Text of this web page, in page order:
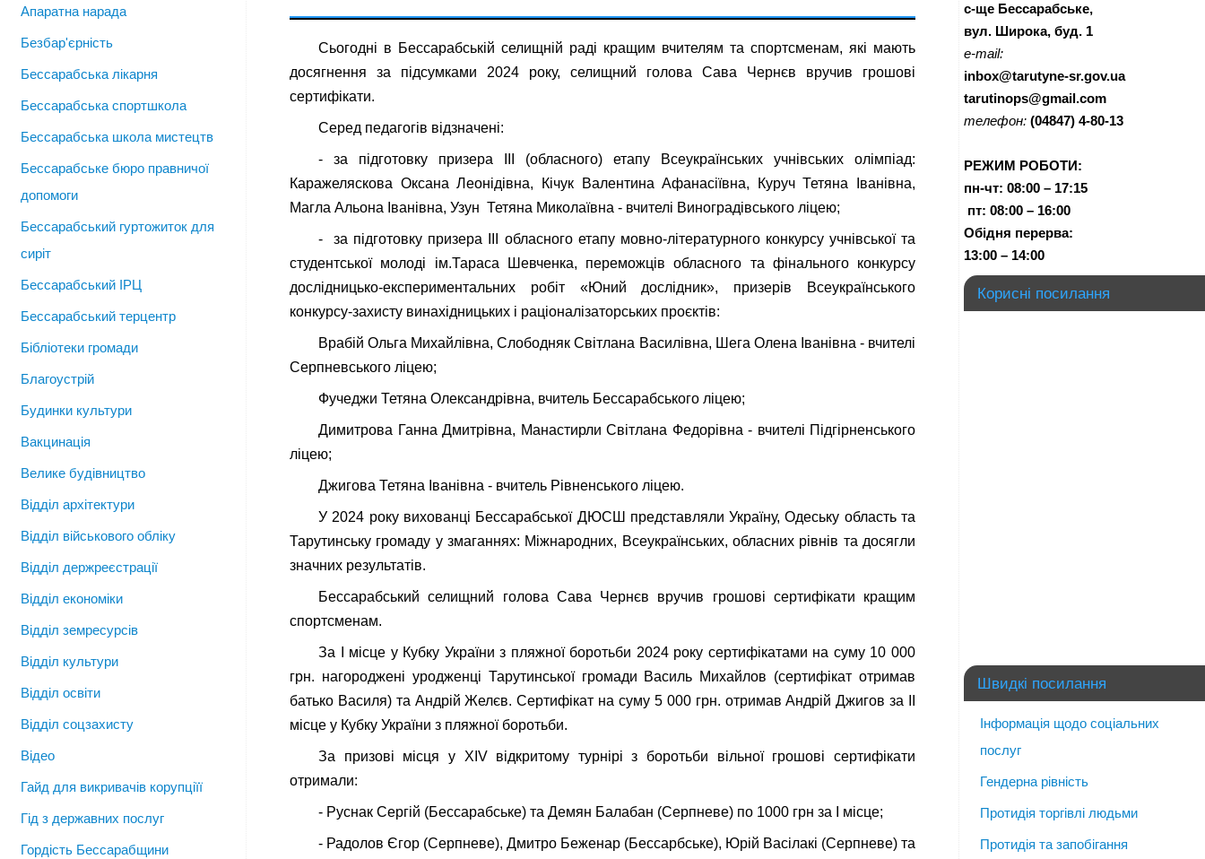
Сьогодні в Бессарабській селищній раді кращим вчителям та спортсменам, які мають
досягнення за підсумками 2024 року, селищний голова Сава Чернєв вручив грошові
сертифікати.
Серед педагогів відзначені:
- за підготовку призера ІІІ (обласного) етапу Всеукраїнських учнівських олімпіад:
Каражеляскова Оксана Леонідівна, Кічук Валентина Афанасіївна, Куруч Тетяна Іванівна,
Магла Альона Іванівна, Узун Тетяна Миколаївна - вчителі Виноградівського ліцею;
- за підготовку призера ІІІ обласного етапу мовно-літературного конкурсу учнівської та
студентської молоді ім.Тараса Шевченка, переможців обласного та фінального конкурсу
дослідницько-експериментальних робіт «Юний дослідник», призерів Всеукраїнського
конкурсу-захисту винахідницьких і раціоналізаторських проєктів:
Врабій Ольга Михайлівна, Слободняк Світлана Василівна, Шега Олена Іванівна - вчителі
Серпневського ліцею;
Фучеджи Тетяна Олександрівна, вчитель Бессарабського ліцею;
Димитрова Ганна Дмитрівна, Манастирли Світлана Федорівна - вчителі Підгірненського
ліцею;
Джигова Тетяна Іванівна - вчитель Рівненського ліцею.
У 2024 року вихованці Бессарабської ДЮСШ представляли Україну, Одеську область та
Тарутинську громаду у змаганнях: Міжнародних, Всеукраїнських, обласних рівнів та досягли
значних результатів.
Бессарабський селищний голова Сава Чернєв вручив грошові сертифікати кращим
спортсменам.
За І місце у Кубку України з пляжної боротьби 2024 року сертифікатами на суму 10 000
грн. нагороджені уродженці Тарутинської громади Василь Михайлов (сертифікат отримав
батько Василя) та Андрій Желєв. Сертифікат на суму 5 000 грн. отримав Андрій Джигов за ІІ
місце у Кубку України з пляжної боротьби.
За призові місця у ХІV відкритому турнірі з боротьби вільної грошові сертифікати
отримали:
- Руснак Сергій (Бессарабське) та Демян Балабан (Серпневе) по 1000 грн за І місце;
- Радолов Єгор (Серпневе), Дмитро Беженар (Бессарбське), Юрій Васілакі (Серпневе) та
Апаратна нарада
Безбар'єрність
Бессарабська лікарня
Бессарабська спортшкола
Бессарабська школа мистецтв
Бессарабське бюро правничої
допомоги
Бессарабський гуртожиток для
сиріт
Бессарабський ІРЦ
Бессарабський терцентр
Бібліотеки громади
Благоустрій
Будинки культури
Вакцинація
Велике будівництво
Відділ архітектури
Відділ військового обліку
Відділ держреєстрації
Відділ економіки
Відділ земресурсів
Відділ культури
Відділ освіти
Відділ соцзахисту
Відео
Гайд для викривачів корупціїї
Гід з державних послуг
Гордість Бессарабщини
с-ще Бессарабське,
вул. Широка, буд. 1
e-mail:
inbox@tarutyne-sr.gov.ua
tarutinops@gmail.com
телефон: (04847) 4-80-13
РЕЖИМ РОБОТИ:
пн-чт: 08:00 – 17:15
пт: 08:00 – 16:00
Обідня перерва:
13:00 – 14:00
Корисні посилання
Швидкі посилання
Інформація щодо соціальних
послуг
Гендерна рівність
Протидія торгівлі людьми
Протидія та запобігання